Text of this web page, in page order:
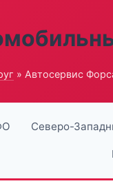
» Автосервис
Северо-